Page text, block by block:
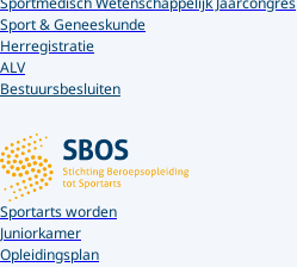
Sport & Geneeskunde
Herregistratie
ALV
Bestuursbesluiten
Sportarts worden
Juniorkamer
Opleidingsplan